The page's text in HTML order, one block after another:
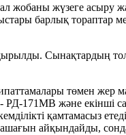
жобаны жүзеге
барлық тораптар
Сынақтардың
төмен жер
- РД-171МВ және
қамтамасыз
айқындайды,